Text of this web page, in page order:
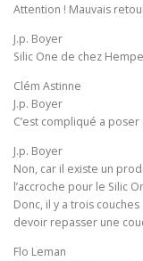
Attention ! Mauvais
J.p. Boyer
Silic One de chez
Clém Astinne
J.p. Boyer
C’est compliqué a
J.p. Boyer
Non, car il existe un
l’accroche pour le Silic
Donc, il y a trois
devoir repasser une
Flo Leman